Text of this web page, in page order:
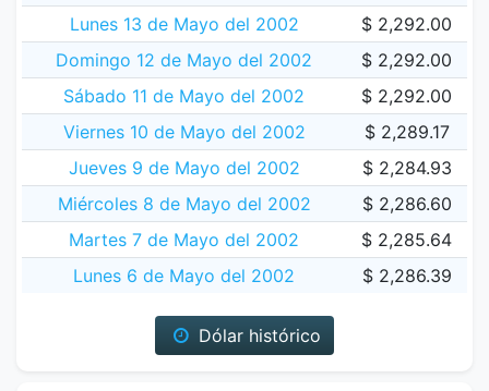
Lunes 13 de Mayo del 2002
$ 2,292.00
Domingo 12 de Mayo del 2002
$ 2,292.00
Sábado 11 de Mayo del 2002
$ 2,292.00
Viernes 10 de Mayo del 2002
$ 2,289.17
Jueves 9 de Mayo del 2002
$ 2,284.93
Miércoles 8 de Mayo del 2002
$ 2,286.60
Martes 7 de Mayo del 2002
$ 2,285.64
Lunes 6 de Mayo del 2002
$ 2,286.39
Dólar histórico